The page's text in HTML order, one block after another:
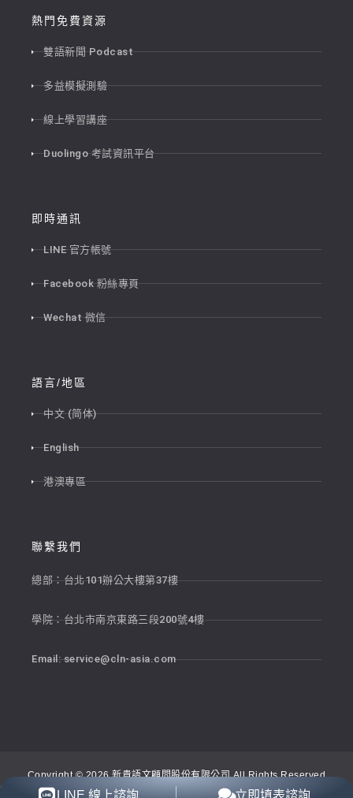
熱門免費資源
雙語新聞 Podcast
多益模擬測驗
線上學習講座
Duolingo 考試資訊平台
即時通訊
LINE 官方帳號
Facebook 粉絲專頁
Wechat 微信
語言/地區
中文 (简体)
English
港澳專區
聯繫我們
總部：台北101辦公大樓第37樓
學院：台北市南京東路三段200號4樓
Email:service@cln-asia.com
Copyright © 2026 新貴語文顧問股份有限公司 All Rights Reserved
隱私權政策退貨政策服務條款
LINE 線上諮詢 立即填表諮詢